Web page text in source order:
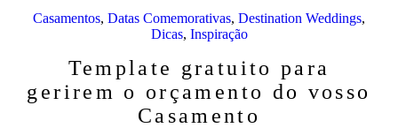
Casamentos, Datas Comemorativas, Destination Weddings,
Dicas, Inspiração
Template gratuito para
gerirem o orçamento do vosso
Casamento